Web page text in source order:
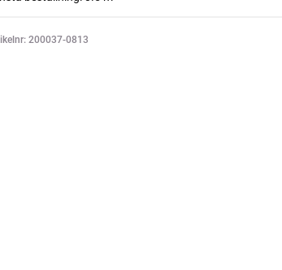
200037-0813